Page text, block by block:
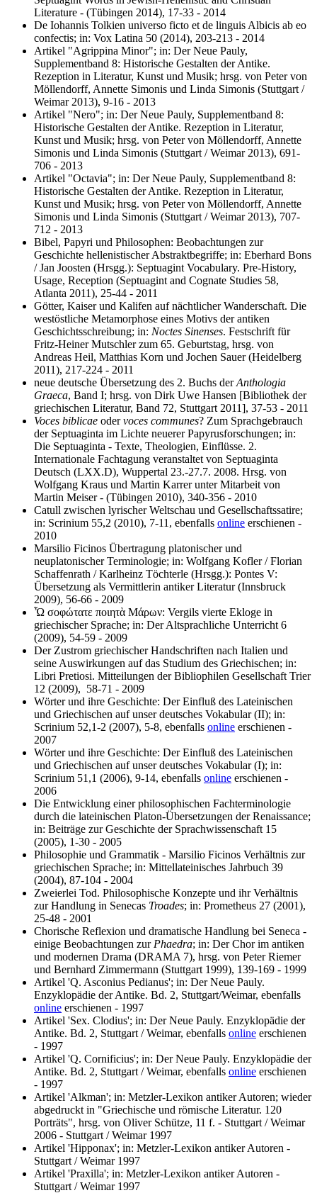
Literature - (Tübingen 2014), 17-33 - 2014
De Iohannis Tolkien universo ficto et de linguis Albicis ab eo
confectis; in: Vox Latina 50 (2014), 203-213 - 2014
Artikel "Agrippina Minor"; in: Der Neue Pauly,
Supplementband 8: Historische Gestalten der Antike.
Rezeption in Literatur, Kunst und Musik; hrsg. von Peter von
Möllendorff, Annette Simonis und Linda Simonis (Stuttgart /
Weimar 2013), 9-16 - 2013
Artikel "Nero"; in: Der Neue Pauly, Supplementband 8:
Historische Gestalten der Antike. Rezeption in Literatur,
Kunst und Musik; hrsg. von Peter von Möllendorff, Annette
Simonis und Linda Simonis (Stuttgart / Weimar 2013), 691-
706 - 2013
Artikel "Octavia"; in: Der Neue Pauly, Supplementband 8:
Historische Gestalten der Antike. Rezeption in Literatur,
Kunst und Musik; hrsg. von Peter von Möllendorff, Annette
Simonis und Linda Simonis (Stuttgart / Weimar 2013), 707-
712 - 2013
Bibel, Papyri und Philosophen: Beobachtungen zur
Geschichte hellenistischer Abstraktbegriffe; in: Eberhard Bons
/ Jan Joosten (Hrsgg.): Septuagint Vocabulary. Pre-History,
Usage, Reception (Septuagint and Cognate Studies 58,
Atlanta 2011), 25-44 - 2011
Götter, Kaiser und Kalifen auf nächtlicher Wanderschaft. Die
westöstliche Metamorphose eines Motivs der antiken
Geschichtsschreibung; in: Noctes Sinenses. Festschrift für
Fritz-Heiner Mutschler zum 65. Geburtstag, hrsg. von
Andreas Heil, Matthias Korn und Jochen Sauer (Heidelberg
2011), 217-224 - 2011
neue deutsche Übersetzung des 2. Buchs derAnthologia
Graeca, Band I; hrsg. von Dirk Uwe Hansen [Bibliothek der
griechischen Literatur, Band 72, Stuttgart 2011], 37-53 - 2011
Voces biblicae odervoces communes? Zum Sprachgebrauch
der Septuaginta im Lichte neuerer Papyrusforschungen; in:
Die Septuaginta - Texte, Theologien, Einflüsse. 2.
Internationale Fachtagung veranstaltet von Septuaginta
Deutsch (LXX.D), Wuppertal 23.-27.7. 2008. Hrsg. von
Wolfgang Kraus und Martin Karrer unter Mitarbeit von
Martin Meiser - (Tübingen 2010), 340-356 - 2010
Catull zwischen lyrischer Weltschau und Gesellschaftssatire;
in: Scrinium 55,2 (2010), 7-11, ebenfalls online erschienen -
2010
Marsilio Ficinos Übertragung platonischer und
neuplatonischer Terminologie; in: Wolfgang Kofler / Florian
Schaffenrath / Karlheinz Töchterle (Hrsgg.): Pontes V:
Übersetzung als Vermittlerin antiker Literatur (Innsbruck
2009), 56-66 - 2009
Ὦ σοφώτατε ποιητὰ Μάρων: Vergils vierte Ekloge in
griechischer Sprache; in: Der Altsprachliche Unterricht 6
(2009), 54-59 - 2009
Der Zustrom griechischer Handschriften nach Italien und
seine Auswirkungen auf das Studium des Griechischen; in:
Libri Pretiosi. Mitteilungen der Bibliophilen Gesellschaft Trier
12 (2009), 58-71 - 2009
Wörter und ihre Geschichte: Der Einfluß des Lateinischen
und Griechischen auf unser deutsches Vokabular (II); in:
Scrinium 52,1-2 (2007), 5-8, ebenfalls online erschienen -
2007
Wörter und ihre Geschichte: Der Einfluß des Lateinischen
und Griechischen auf unser deutsches Vokabular (I); in:
Scrinium 51,1 (2006), 9-14, ebenfalls online erschienen -
2006
Die Entwicklung einer philosophischen Fachterminologie
durch die lateinischen Platon-Übersetzungen der Renaissance;
in: Beiträge zur Geschichte der Sprachwissenschaft 15
(2005), 1-30 - 2005
Philosophie und Grammatik - Marsilio Ficinos Verhältnis zur
griechischen Sprache; in: Mittellateinisches Jahrbuch 39
(2004), 87-104 - 2004
Zweierlei Tod. Philosophische Konzepte und ihr Verhältnis
zur Handlung in Senecas Troades; in: Prometheus 27 (2001),
25-48 - 2001
Chorische Reflexion und dramatische Handlung bei Seneca -
einige Beobachtungen zur Phaedra; in: Der Chor im antiken
und modernen Drama (DRAMA 7), hrsg. von Peter Riemer
und Bernhard Zimmermann (Stuttgart 1999), 139-169 - 1999
Artikel 'Q. Asconius Pedianus'; in: Der Neue Pauly.
Enzyklopädie der Antike. Bd. 2, Stuttgart/Weimar, ebenfalls
online erschienen - 1997
Artikel 'Sex. Clodius'; in: Der Neue Pauly. Enzyklopädie der
Antike. Bd. 2, Stuttgart / Weimar, ebenfalls online erschienen
- 1997
Artikel 'Q. Cornificius'; in: Der Neue Pauly. Enzyklopädie der
Antike. Bd. 2, Stuttgart / Weimar, ebenfalls online erschienen
- 1997
Artikel 'Alkman'; in: Metzler-Lexikon antiker Autoren; wieder
abgedruckt in "Griechische und römische Literatur. 120
Porträts", hrsg. von Oliver Schütze, 11 f. - Stuttgart / Weimar
2006 - Stuttgart / Weimar 1997
Artikel 'Hipponax'; in: Metzler-Lexikon antiker Autoren -
Stuttgart / Weimar 1997
Artikel 'Praxilla'; in: Metzler-Lexikon antiker Autoren -
Stuttgart / Weimar 1997